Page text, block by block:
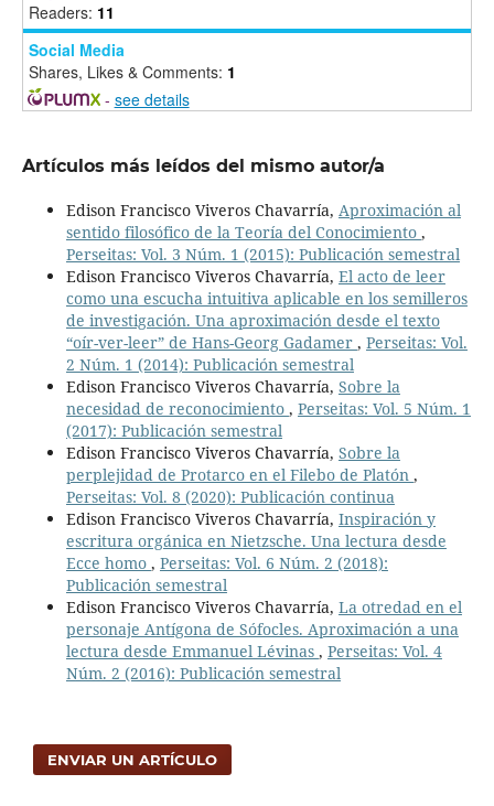
Readers: 11
Social Media
Shares, Likes & Comments: 1
- see details
Artículos más leídos del mismo autor/a
Edison Francisco Viveros Chavarría, Aproximación al
sentido filosófico de la Teoría del Conocimiento ,
Perseitas: Vol. 3 Núm. 1 (2015): Publicación semestral
Edison Francisco Viveros Chavarría, El acto de leer
como una escucha intuitiva aplicable en los semilleros
de investigación. Una aproximación desde el texto
“oír-ver-leer” de Hans-Georg Gadamer , Perseitas: Vol.
2 Núm. 1 (2014): Publicación semestral
Edison Francisco Viveros Chavarría, Sobre la
necesidad de reconocimiento , Perseitas: Vol. 5 Núm. 1
(2017): Publicación semestral
Edison Francisco Viveros Chavarría, Sobre la
perplejidad de Protarco en el Filebo de Platón ,
Perseitas: Vol. 8 (2020): Publicación continua
Edison Francisco Viveros Chavarría, Inspiración y
escritura orgánica en Nietzsche. Una lectura desde
Ecce homo , Perseitas: Vol. 6 Núm. 2 (2018):
Publicación semestral
Edison Francisco Viveros Chavarría, La otredad en el
personaje Antígona de Sófocles. Aproximación a una
lectura desde Emmanuel Lévinas , Perseitas: Vol. 4
Núm. 2 (2016): Publicación semestral
ENVIAR UN ARTÍCULO